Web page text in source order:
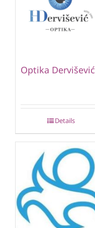
Optika Dervišević
Details